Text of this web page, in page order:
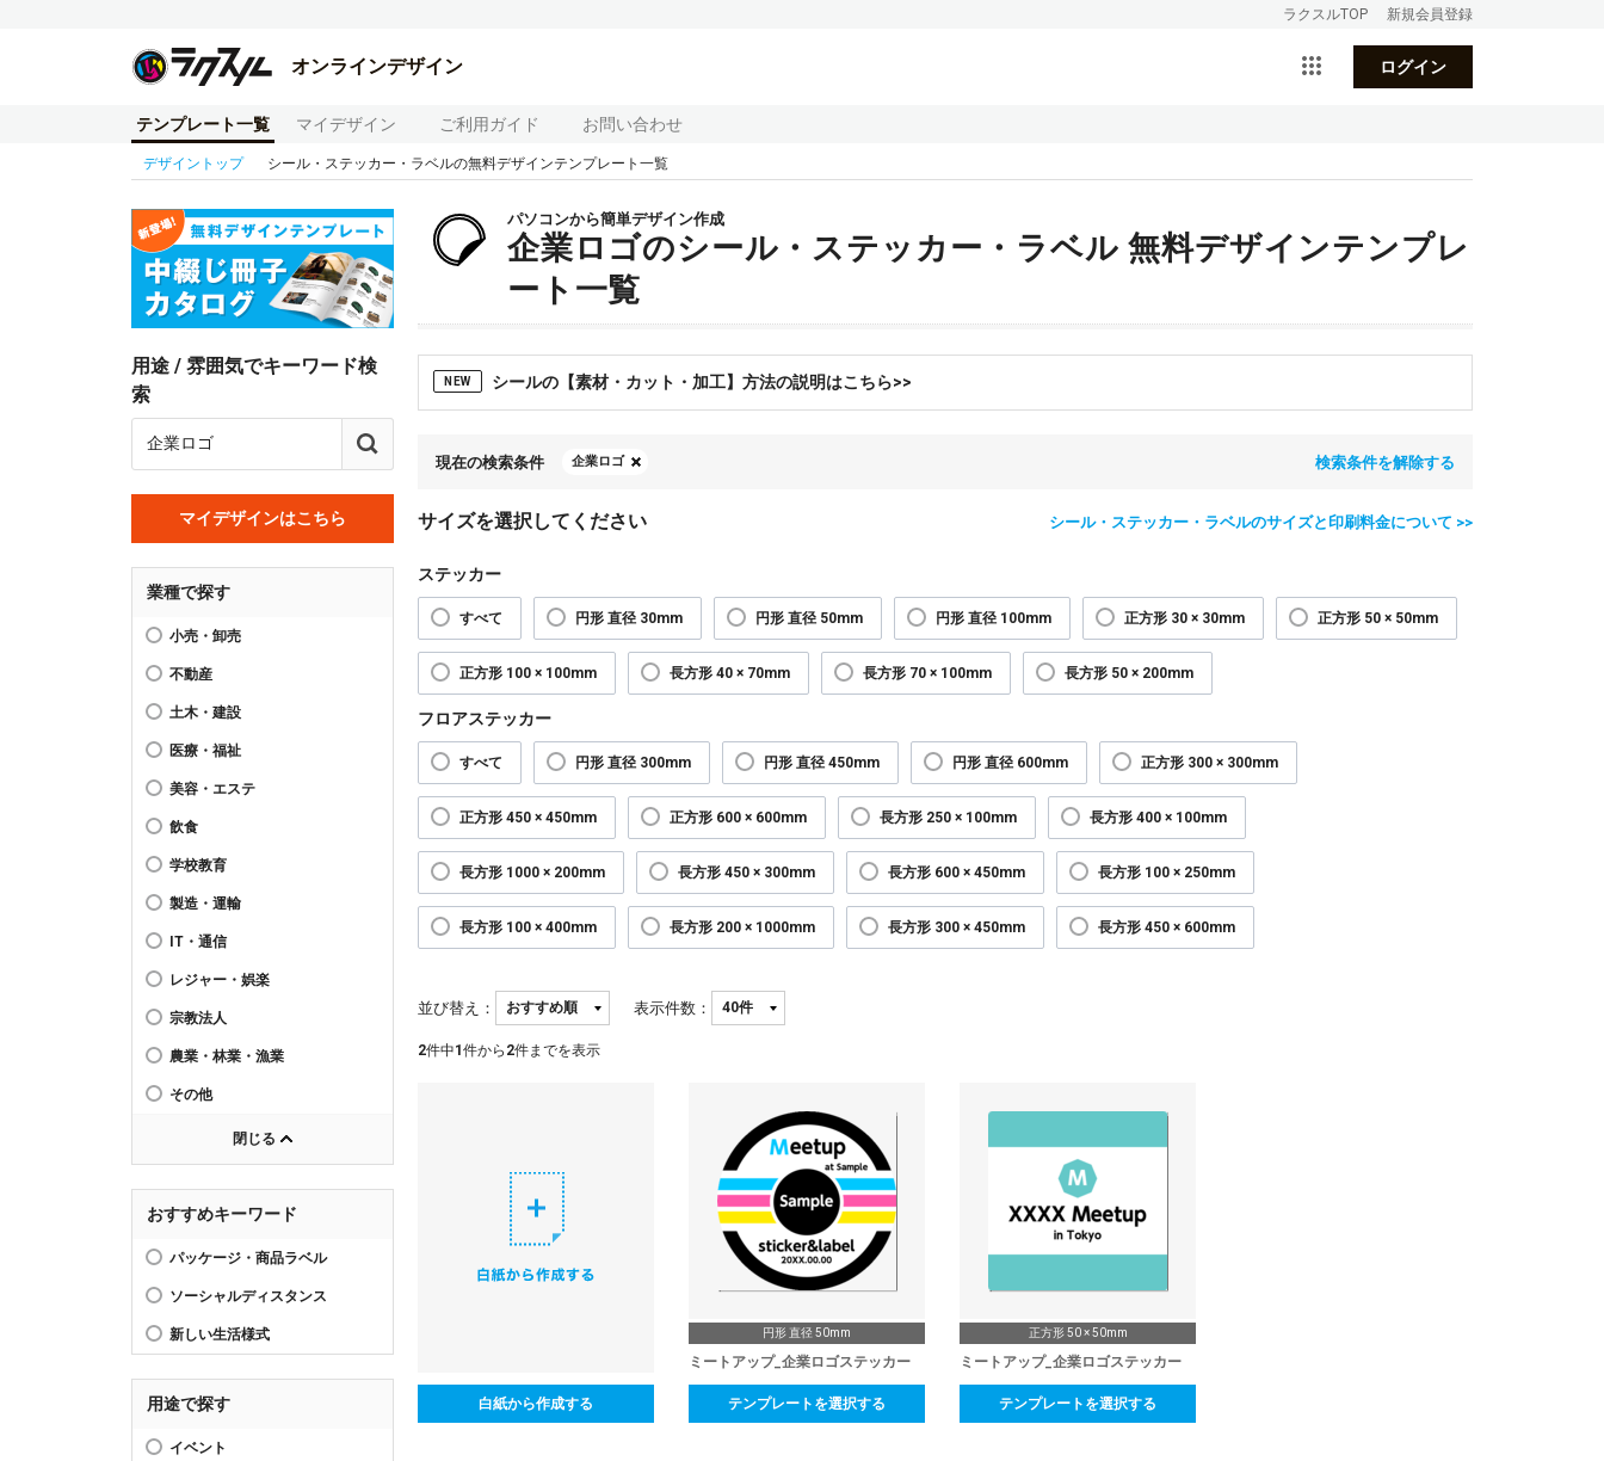
ラクスルTOP 新規会員登録
オンラインデザイン ログイン
テンプレート一覧 マイデザイン ご利用ガイド お問い合わせ
デザイントップ シール・ステッカー・ラベルの無料デザインテンプレート一覧
用途 / 雰囲気でキーワード検
索
マイデザインはこちら
業種で探す
小売・卸売
不動産
土木・建設
医療・福祉
美容・エステ
飲食
学校教育
製造・運輸
IT・通信
レジャー・娯楽
宗教法人
農業・林業・漁業
その他
閉じる
おすすめキーワード
パッケージ・商品ラベル
ソーシャルディスタンス
新しい生活様式
用途で探す
イベント
パソコンから簡単デザイン作成
企業ロゴのシール・ステッカー・ラベル 無料デザインテンプレ
ート一覧
NEW シールの【素材・カット・加工】方法の説明はこちら>>
現在の検索条件 企業ロゴ 検索条件を解除する
サイズを選択してください シール・ステッカー・ラベルのサイズと印刷料金について >>
ステッカー
すべて 円形 直径 30mm 円形 直径 50mm 円形 直径 100mm 正方形 30 × 30mm 正方形 50 × 50mm
正方形 100 × 100mm 長方形 40 × 70mm 長方形 70 × 100mm 長方形 50 × 200mm
フロアステッカー
すべて 円形 直径 300mm 円形 直径 450mm 円形 直径 600mm 正方形 300 × 300mm
正方形 450 × 450mm 正方形 600 × 600mm 長方形 250 × 100mm 長方形 400 × 100mm
長方形 1000 × 200mm 長方形 450 × 300mm 長方形 600 × 450mm 長方形 100 × 250mm
長方形 100 × 400mm 長方形 200 × 1000mm 長方形 300 × 450mm 長方形 450 × 600mm
並び替え： 表示件数：
2件中1 件から 2件までを表示
白紙から作成する
円形 直径 50mm
ミートアップ_企業ロゴステッカー
テンプレートを選択する
正方形 50 × 50mm
ミートアップ_企業ロゴステッカー
テンプレートを選択する